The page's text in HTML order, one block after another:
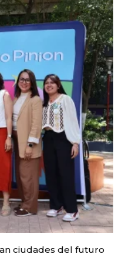
ciudades del futuro